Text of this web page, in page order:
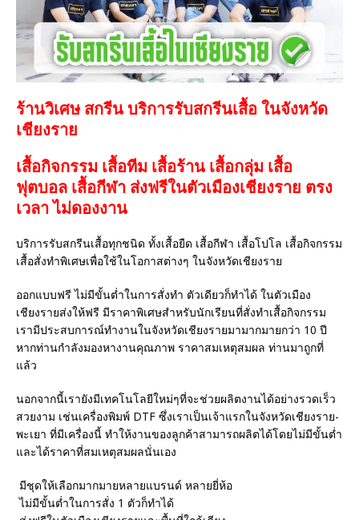
ร้านวิเศษ สกรีน บริการรับสกรีนเสื้อ ในจังหวัด
เชียงราย
เสื้อกิจกรรม เสื้อทีม เสื้อร้าน เสื้อกลุ่ม เสื้อ
ฟุตบอล เสื้อกีฬา ส่งฟรีในตัวเมืองเชียงราย ตรง
เวลา ไม่ดองงาน
บริการรับสกรีนเสื้อทุกชนิด ทั้งเสื้อยืด เสื้อกีฬา เสื้อโปโล เสื้อกิจกรรม
เสื้อสั่งทำพิเศษเพื่อใช้ในโอกาสต่างๆ ในจังหวัดเชียงราย
ออกแบบฟรี ไม่มีขั้นต่ำในการสั่งทำ ตัวเดียวก็ทำได้ ในตัวเมือง
เชียงรายส่งให้ฟรี มีราคาพิเศษสำหรับนักเรียนที่สั่งทำเสื้อกิจกรรม
เรามีประสบการณ์ทำงานในจังหวัดเชียงรายมามากมายกว่า 10 ปี
หากท่านกำลังมองหางานคุณภาพ ราคาสมเหตุสมผล ท่านมาถูกที่
แล้ว
นอกจากนี้เรายังมีเทคโนโลยีใหม่ๆที่จะช่วยผลิตงานได้อย่างรวดเร็ว
สวยงาม เช่นเครื่องพิมพ์ DTF ซึ่งเราเป็นเจ้าแรกในจังหวัดเชียงราย-
พะเยา ที่มีเครื่องนี้ ทำให้งานของลูกค้าสามารถผลิตได้โดยไม่มีขั้นต่ำ
และได้ราคาที่สมเหตุสมผลนั่นเอง
มีชุดให้เลือกมากมายหลายแบรนด์ หลายยี่ห้อ
ไม่มีขั้นต่ำในการสั่ง 1 ตัวก็ทำได้